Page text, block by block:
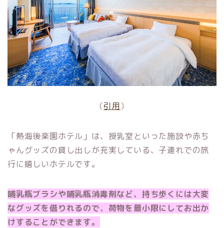
（引用 ）
「熱海後楽園ホテル」は、授乳室といった施設や赤ち
ゃんグッズの貸し出しが充実している、子連れでの旅
行に嬉しいホテルです。
哺乳瓶ブラシや哺乳瓶消毒剤など、持ち歩くには大変
なグッズを借りれるので、荷物を最小限にしてお出か
けすることができます。